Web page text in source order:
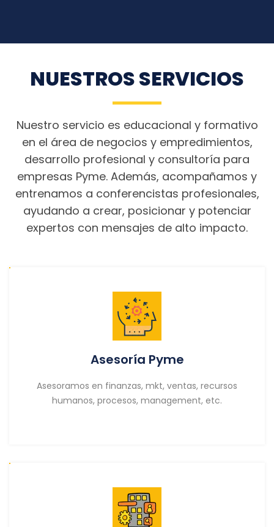
NUESTROS SERVICIOS
Nuestro servicio es educacional y formativo
en el área de negocios y empredimientos,
desarrollo profesional y consultoría para
empresas Pyme. Además, acompañamos y
entrenamos a conferencistas profesionales,
ayudando a crear, posicionar y potenciar
expertos con mensajes de alto impacto.
Asesoría Pyme
Asesoramos en finanzas, mkt, ventas, recursos
humanos, procesos, management, etc.